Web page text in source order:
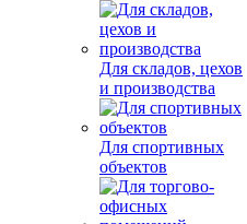
Для складов, цехов
и производства
Для спортивных
объектов